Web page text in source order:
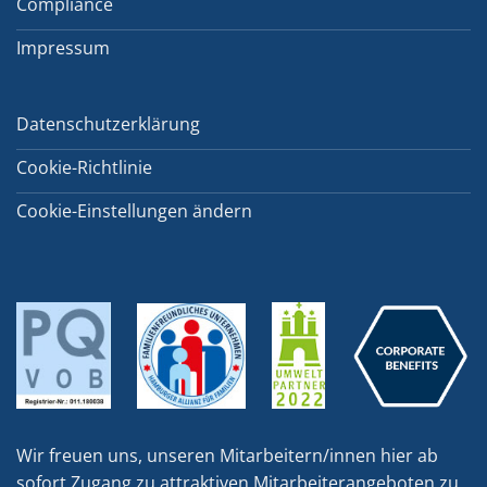
Compliance
Impressum
Datenschutzerklärung
Cookie-Richtlinie
Cookie-Einstellungen ändern
Wir freuen uns, unseren Mitarbeitern/innen hier ab
sofort Zugang zu attraktiven Mitarbeiterangeboten zu